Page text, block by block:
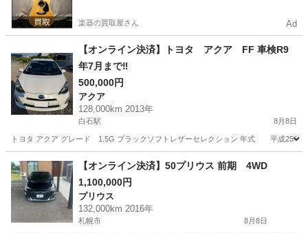
楽器の買取屋さん Ad
【オンライン決済】トヨタ アクア FF 車検R9
年7月まで‼️
500,000円
アクア
128,000km 2013年
白石駅 8月8日
トヨタ アクア グレード 1.5G ブラックソフトレザーセレクション 年式 平成25
北海道 札幌市 白石駅 アクア 走行距離
【オンライン決済】50プリウス 前期 4WD
1,100,000円
プリウス
132,000km 2016年
札幌市 8月8日